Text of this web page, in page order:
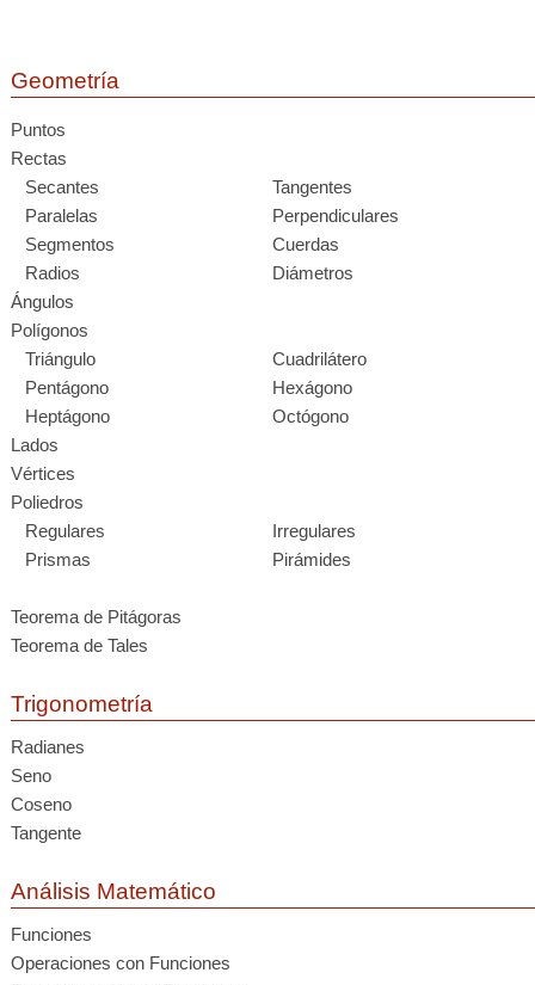
Geometría
Puntos
Rectas
Secantes
Tangentes
Paralelas
Perpendiculares
Segmentos
Cuerdas
Radios
Diámetros
Ángulos
Polígonos
Triángulo
Cuadrilátero
Pentágono
Hexágono
Heptágono
Octógono
Lados
Vértices
Poliedros
Regulares
Irregulares
Prismas
Pirámides
Teorema de Pitágoras
Teorema de Tales
Trigonometría
Radianes
Seno
Coseno
Tangente
Análisis Matemático
Funciones
Operaciones con Funciones